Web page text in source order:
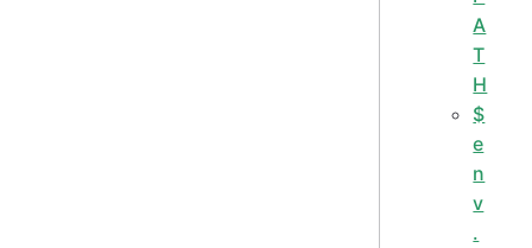
A
T
H
$
e
n
v
.